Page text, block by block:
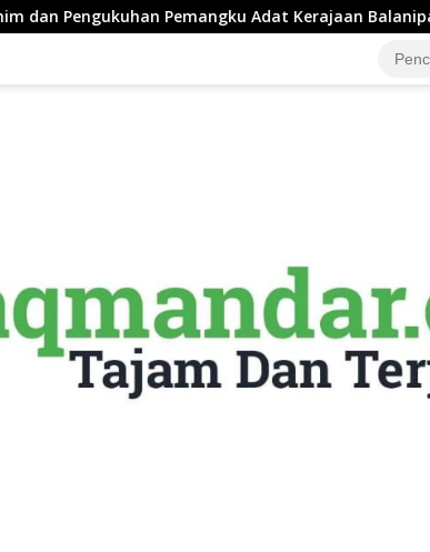
Adat Kerajaan Balanipa di Polewali Mandar